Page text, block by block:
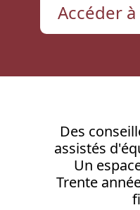
Accéder
Des
assistés
Un
Trente